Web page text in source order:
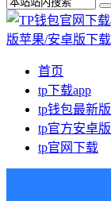
首页
tp下载app
tp钱包最新版
tp官方安卓版
tp官网下载